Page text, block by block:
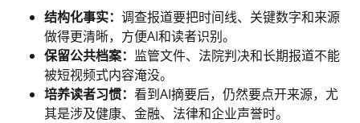
结构化事实： 调查报道要把时间线、关键数字和来源
做得更清晰，方便AI和读者识别。
保留公共档案： 监管文件、法院判决和长期报道不能
被短视频式内容淹没。
培养读者习惯： 看到AI摘要后，仍然要点开来源，尤
其是涉及健康、金融、法律和企业声誉时。